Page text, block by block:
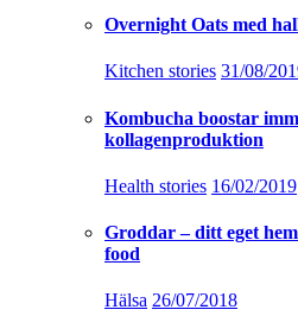
Overnight Oats med
Kitchen stories 31/08/
Kombucha boostar
kollagenproduktion
Health stories 16/02/2019
Groddar – ditt eget
food
Hälsa 26/07/2018